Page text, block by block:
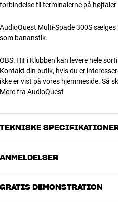
forbindelse til terminalerne på
AudioQuest Multi-Spade 300S
som bananstik.
OBS: HiFi Klubben kan levere hele
Kontakt din butik, hvis du er
ikke er vist på vores hjemmeside. Så
Mere fra AudioQuest
TEKNISKE
DIMENSIONER OG DESIGN
Farve
Grå
Model / Variant
ANMELDELSER
4.7
GRATIS DEMONSTRATION